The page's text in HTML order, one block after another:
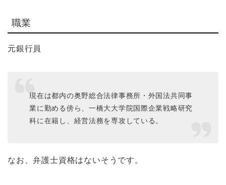
職業
元銀行員
現在は都内の奥野総合法律事務所・外国法共同事
業に勤める傍ら、一橋大大学院国際企業戦略研究
科に在籍し、経営法務を専攻している。
なお、弁護士資格はないそうです。